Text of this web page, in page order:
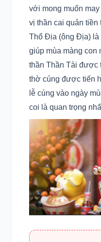
với mong muốn
vị thần cai quản tiền
Thổ Địa (ông Địa) là
giúp mùa màng con
thần Thần Tài được
thờ cúng được tiến
lễ cúng vào ngày
coi là quan trọng